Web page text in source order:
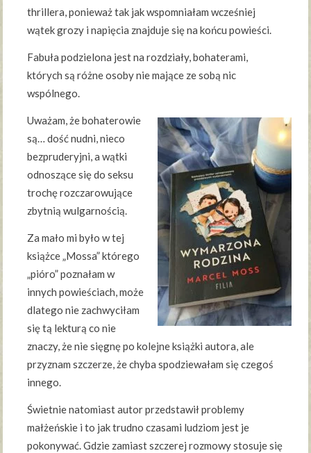
thrillera, ponieważ tak jak wspomniałam wcześniej
wątek grozy i napięcia znajduje się na końcu powieści.
Fabuła podzielona jest na rozdziały, bohaterami,
których są różne osoby nie mające ze sobą nic
wspólnego.
Uważam, że bohaterowie
są… dość nudni, nieco
bezpruderyjni, a wątki
odnoszące się do seksu
trochę rozczarowujące
zbytnią wulgarnością.
Za mało mi było w tej
książce „Mossa” którego
„pióro” poznałam w
innych powieściach, może
dlatego nie zachwyciłam
się tą lekturą co nie
znaczy, że nie sięgnę po kolejne książki autora, ale
przyznam szczerze, że chyba spodziewałam się czegoś
innego.
Świetnie natomiast autor przedstawił problemy
małżeńskie i to jak trudno czasami ludziom jest je
pokonywać. Gdzie zamiast szczerej rozmowy stosuje się